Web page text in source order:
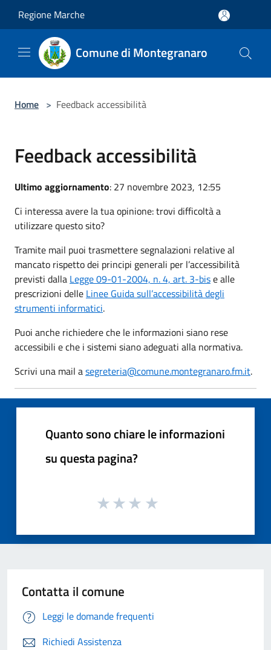
Regione Marche
Comune di Montegranaro
Home > Feedback accessibilità
Feedback accessibilità
Ultimo aggiornamento: 27 novembre 2023, 12:55
Ci interessa avere la tua opinione: trovi difficoltà a
utilizzare questo sito?
Tramite mail puoi trasmettere segnalazioni relative al
mancato rispetto dei principi generali per l’accessibilità
previsti dalla Legge 09-01-2004, n. 4, art. 3-bise alle
prescrizioni delle Linee Guida sull’accessibilità degli
strumenti informatici.
Puoi anche richiedere che le informazioni siano rese
accessibili e che i sistemi siano adeguati alla normativa.
Scrivi una mail asegreteria@comune.montegranaro.fm.it.
Quanto sono chiare le informazioni
su questa pagina?
Contatta il comune
Leggi le domande frequenti
Richiedi Assistenza